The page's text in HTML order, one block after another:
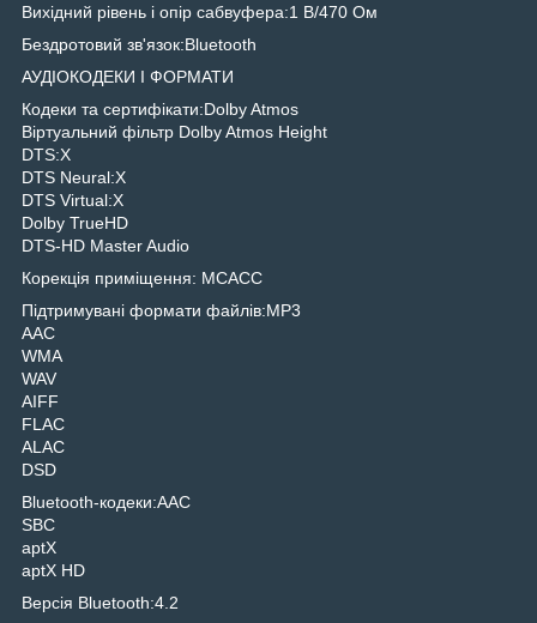
Вихідний рівень і опір сабвуфера:1 В/470 Ом
Бездротовий зв'язок:Bluetooth
АУДІОКОДЕКИ І ФОРМАТИ
Кодеки та сертифікати:Dolby Atmos
Віртуальний фільтр Dolby Atmos Height
DTS:X
DTS Neural:X
DTS Virtual:X
Dolby TrueHD
DTS-HD Master Audio
Корекція приміщення: МСАСС
Підтримувані формати файлів:MP3
AAC
WMA
WAV
AIFF
FLAC
ALAC
DSD
Bluetooth-кодеки:AAC
SBC
aptX
aptX HD
Версія Bluetooth:4.2